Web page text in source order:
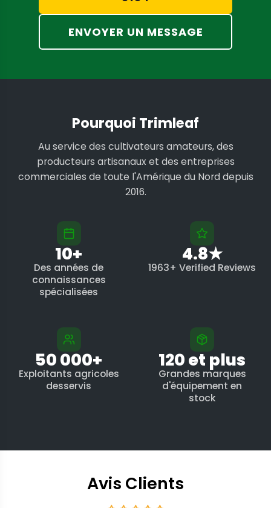
ENVOYER UN MESSAGE
Pourquoi Trimleaf
Au service des cultivateurs amateurs, des
producteurs artisanaux et des entreprises
commerciales de toute l'Amérique du Nord depuis
2016.
10+
Des années de
connaissances
spécialisées
4.8★
1963+ Verified Reviews
50 000+
Exploitants agricoles
desservis
120 et plus
Grandes marques
d'équipement en
stock
Avis Clients